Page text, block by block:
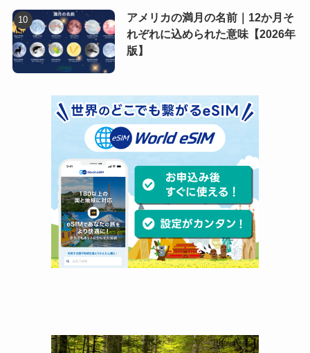
アメリカの満月の名前｜12か月そ
れぞれに込められた意味【2026年
版】